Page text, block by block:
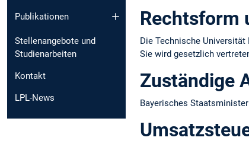
Publikationen
Stellenangebote und
Studienarbeiten
Kontakt
LPL-News
Rechtsform
Die Technische
Sie wird gesetzlich
Zuständige
Bayerisches